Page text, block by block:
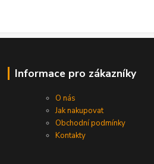
Informace pro zákazníky
O nás
Jak nakupovat
Obchodní podmínky
Kontakty